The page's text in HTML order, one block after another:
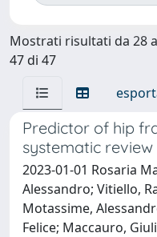
Mostrati risultati da 28 a
47 di 47
Predictor of hip
systematic review
2023-01-01 Rosaria
Alessandro; Vitiello,
Motassime,
Felice; Maccauro,